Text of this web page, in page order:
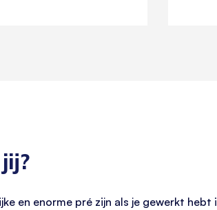
en enorme pré zijn als je gewerkt